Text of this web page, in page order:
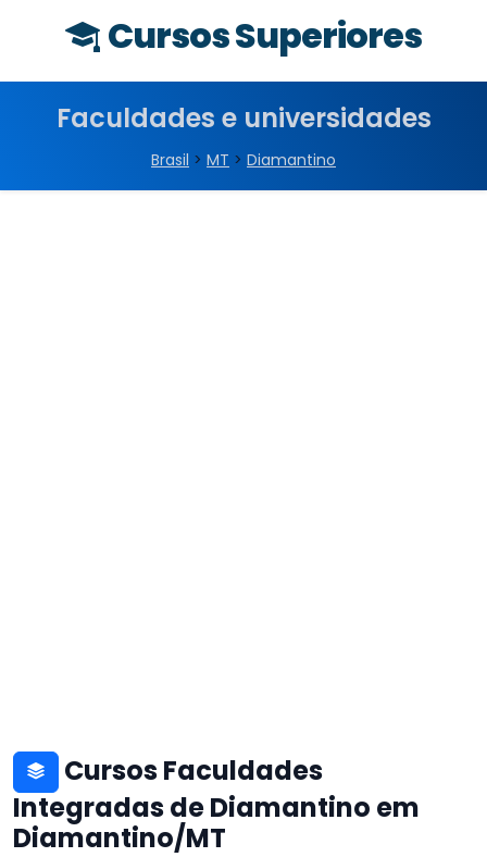
Cursos Superiores
Faculdades e universidades
Brasil > MT > Diamantino
Cursos Faculdades
Integradas de Diamantino em
Diamantino/MT